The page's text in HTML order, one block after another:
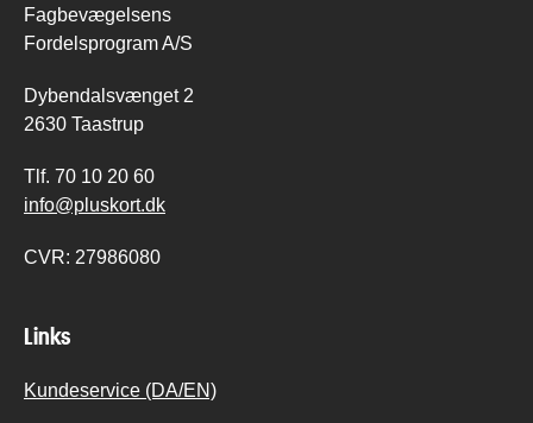
Fagbevægelsens
Fordelsprogram A/S
Dybendalsvænget 2
2630 Taastrup
Tlf. 70 10 20 60
info@pluskort.dk
CVR: 27986080
Links
Kundeservice (DA/EN)